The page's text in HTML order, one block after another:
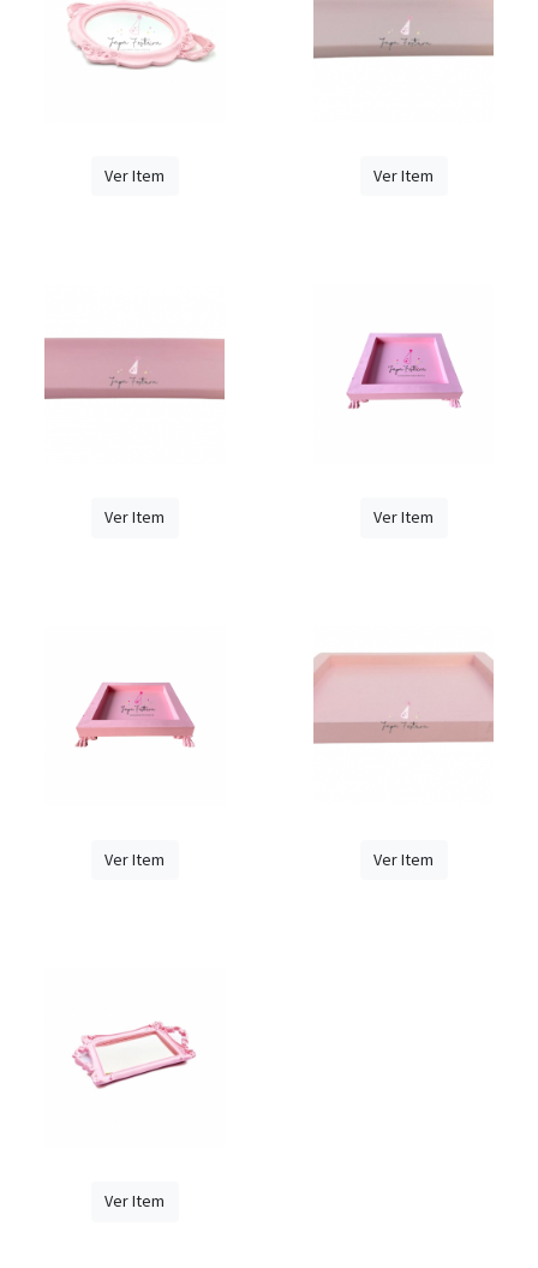
Ver Item Ver Item
Ver Item Ver Item
Ver Item Ver Item
Ver Item